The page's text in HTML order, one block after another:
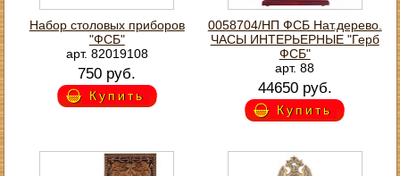
Набор столовых приборов
"ФСБ"
арт. 82019108
750 руб.
Купить
0058704/НП ФСБ Нат.дерево.
ЧАСЫ ИНТЕРЬЕРНЫЕ "Герб
ФСБ"
арт. 88
44650 руб.
Купить